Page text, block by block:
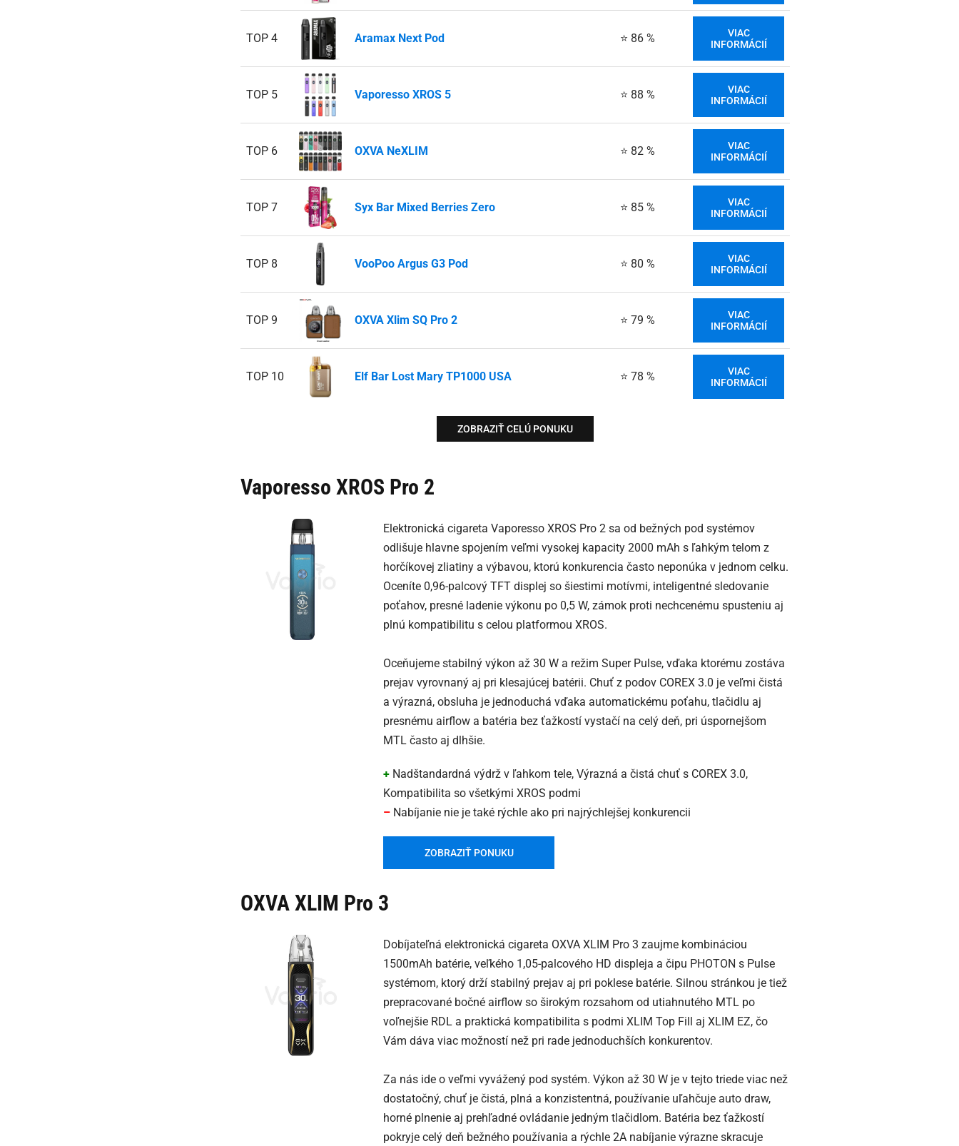
TOP 4 Aramax Next Pod ⭐ 86 %
VIAC
INFORMÁCIÍ
TOP 5 Vaporesso XROS 5 ⭐ 88 %
VIAC
INFORMÁCIÍ
TOP 6 OXVA NeXLIM ⭐ 82 %
VIAC
INFORMÁCIÍ
TOP 7 Syx Bar Mixed Berries Zero ⭐ 85 %
VIAC
INFORMÁCIÍ
TOP 8 VooPoo Argus G3 Pod ⭐ 80 %
VIAC
INFORMÁCIÍ
TOP 9 OXVA Xlim SQ Pro 2 ⭐ 79 %
VIAC
INFORMÁCIÍ
TOP 10 Elf Bar Lost Mary TP1000 USA ⭐ 78 %
VIAC
INFORMÁCIÍ
ZOBRAZIŤ CELÚ PONUKU
Vaporesso XROS Pro 2
Elektronická cigareta Vaporesso XROS Pro 2 sa od bežných pod systémov
odlišuje hlavne spojením veľmi vysokej kapacity 2000 mAh s ľahkým telom z
horčíkovej zliatiny a výbavou, ktorú konkurencia často neponúka v jednom celku.
Oceníte 0,96-palcový TFT displej so šiestimi motívmi, inteligentné sledovanie
poťahov, presné ladenie výkonu po 0,5 W, zámok proti nechcenému spusteniu aj
plnú kompatibilitu s celou platformou XROS.
Oceňujeme stabilný výkon až 30 W a režim Super Pulse, vďaka ktorému zostáva
prejav vyrovnaný aj pri klesajúcej batérii. Chuť z podov COREX 3.0 je veľmi čistá
a výrazná, obsluha je jednoduchá vďaka automatickému poťahu, tlačidlu aj
presnému airflow a batéria bez ťažkostí vystačí na celý deň, pri úspornejšom
MTL často aj dlhšie.
+ Nadštandardná výdrž v ľahkom tele, Výrazná a čistá chuť s COREX 3.0,
Kompatibilita so všetkými XROS podmi
– Nabíjanie nie je také rýchle ako pri najrýchlejšej konkurencii
ZOBRAZIŤ PONUKU
OXVA XLIM Pro 3
Dobíjateľná elektronická cigareta OXVA XLIM Pro 3 zaujme kombináciou
1500mAh batérie, veľkého 1,05-palcového HD displeja a čipu PHOTON s Pulse
systémom, ktorý drží stabilný prejav aj pri poklese batérie. Silnou stránkou je tiež
prepracované bočné airflow so širokým rozsahom od utiahnutého MTL po
voľnejšie RDL a praktická kompatibilita s podmi XLIM Top Fill aj XLIM EZ, čo
Vám dáva viac možností než pri rade jednoduchších konkurentov.
Za nás ide o veľmi vyvážený pod systém. Výkon až 30 W je v tejto triede viac než
dostatočný, chuť je čistá, plná a konzistentná, používanie uľahčuje auto draw,
horné plnenie aj prehľadné ovládanie jedným tlačidlom. Batéria bez ťažkostí
pokryje celý deň bežného používania a rýchle 2A nabíjanie výrazne skracuje